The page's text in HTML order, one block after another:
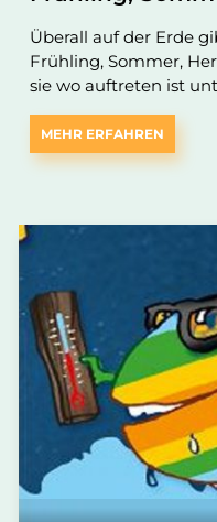
Überall auf der Erde
Frühling, Sommer,
sie wo auftreten ist
MEHR ERFAHREN